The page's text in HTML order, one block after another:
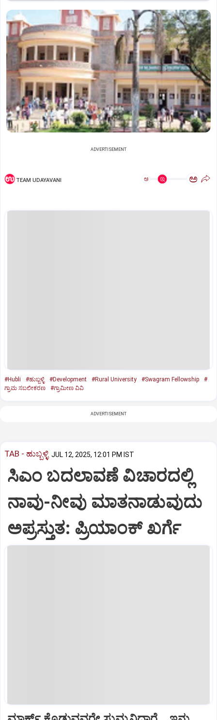
ADVERTISEMENT
TEAM UDAYAVANI ಅ ಅ
#Hubli #ಹುಬ್ಬಳ್ಳಿ #Development #Rural University #Swagram Fellowship
#
ಗ್ರಾಮ ಸಬಲೀಕರಣ
#ಗ್ರಾಮೀಣ ವಿವಿ
ADVERTISEMENT
TAB - ಹುಬ್ಬಳ್ಳಿ JUL 12, 2025, 12:01 PM IST
ಸಿಎಂ ಬದಲಾವಣೆ ವಿಚಾರದಲ್ಲಿ
ನಾವು-ನೀವು ಮಾತನಾಡುವುದು
ಅಪ್ರಸ್ತುತ: ಪ್ರಿಯಾಂಕ್ ಖರ್ಗೆ